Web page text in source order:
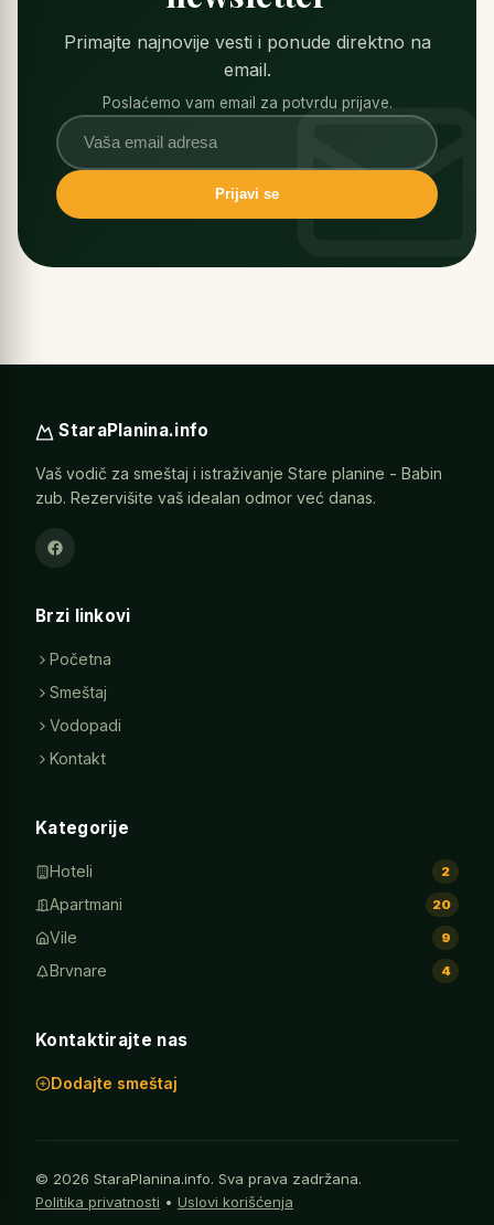
Primajte najnovije vesti i ponude direktno na
email.
Poslaćemo vam email za potvrdu prijave.
Prijavi se
StaraPlanina.info
Vaš vodič za smeštaj i istraživanje Stare planine - Babin
zub. Rezervišite vaš idealan odmor već danas.
Brzi linkovi
Početna
Smeštaj
Vodopadi
Kontakt
Kategorije
Hoteli 2
Apartmani 20
Vile 9
Brvnare 4
Kontaktirajte nas
Dodajte smeštaj
© 2026 StaraPlanina.info. Sva prava zadržana.
Politika privatnosti • Uslovi korišćenja